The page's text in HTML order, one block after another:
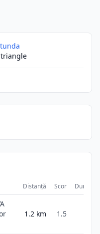
triangle
Distanță Scor Durată
1.2 km 1.5